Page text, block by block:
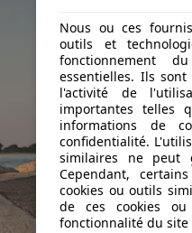
Nous ou ces
outils et
fonctionnement
essentielles. Ils
l'activité de
importantes telles
informations de
confidentialité.
similaires ne peut
Cependant,
cookies ou outils
de ces cookies
fonctionnalité du site